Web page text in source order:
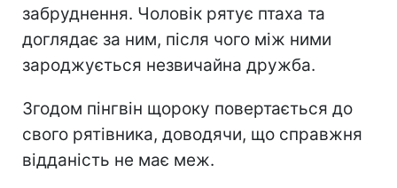
забруднення. Чоловік рятує птаха та
доглядає за ним, після чого між ними
зароджується незвичайна дружба.
Згодом пінгвін щороку повертається до
свого рятівника, доводячи, що справжня
відданість не має меж.